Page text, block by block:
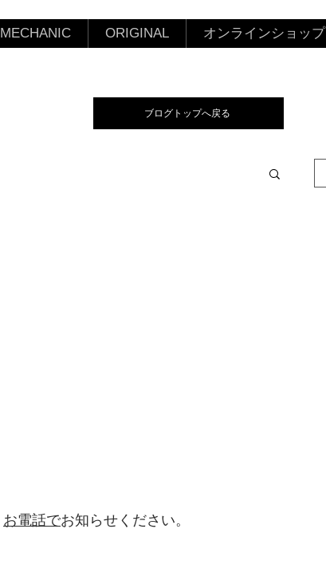
MECHANIC ORIGINAL オンラインショップ
ブログトップへ戻る
お電話でお知らせください。